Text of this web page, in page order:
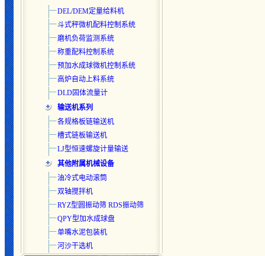
DEL/DEM定量给料机
斗式秤微机配料控制系统
磨机负荷监测系统
称重配料控制系统
预加水成球微机控制系统
高炉自动上料系统
DLD固体流量计
输送机系列
各规格板链输送机
槽式链板输送机
LJ型恒速螺旋计量输送
其他附属机械设备
油冷式电动滚筒
双轴搅拌机
RYZ型圆振动筛 RDS振动筛
QPY型加水成球盘
单嘴水泥包装机
河沙干选机